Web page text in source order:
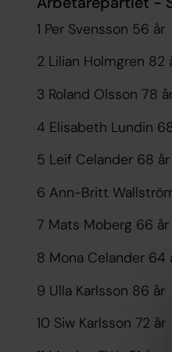
1 Per Svensson 56 år
2 Lilian Holmgren 82
3 Roland Olsson 78
4 Elisabeth Lundin
5 Leif Celander 68 år
6 Ann-Britt
7 Mats Moberg 66 år
8 Mona Celander 64
9 Ulla Karlsson 86 år
10 Siw Karlsson 72 år